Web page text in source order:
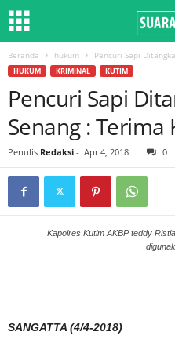
Beranda hukum Pencuri Sapi
HUKUM KRIMINAL KUTIM
Pencuri Sapi
Senang : Terima
Penulis Redaksi - Apr 4, 2018 0
Kapolres Kutim AKBP teddy
SANGATTA (4/4-2018)